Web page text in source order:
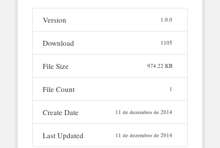
Version 1.0.0
Download 1105
File Size 974.22 KB
File Count 1
Create Date 11 de dezembro de 2014
Last Updated 11 de dezembro de 2014